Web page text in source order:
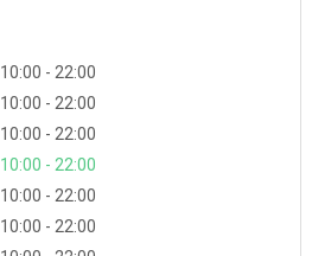
10:00 - 22:00
10:00 - 22:00
10:00 - 22:00
10:00 - 22:00
10:00 - 22:00
10:00 - 22:00